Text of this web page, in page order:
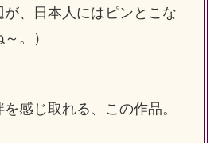
が、日本人にはピンとこな
。）
感じ取れる、この作品。